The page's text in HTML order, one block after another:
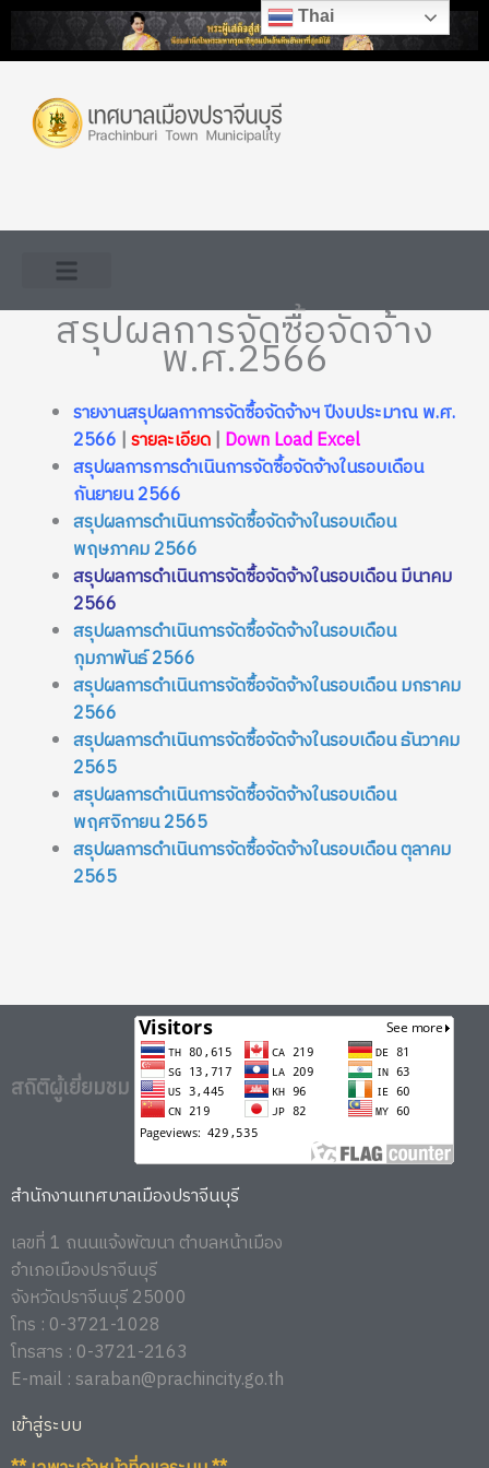
Skip
content
สรุปผลการจัดซื้อจัดจ้าง
พ.ศ.2566
รายงานสรุปผลกาการจัดซื้อจัดจ้างฯ ปีงบประมาณ พ.ศ.
2566 |รายละเอียด| Down Load Excel
สรุปผลการการดำเนินการจัดซื้อจัดจ้างในรอบเดือน
กันยายน 2566
สรุปผลการดำเนินการจัดซื้อจัดจ้างในรอบเดือน
พฤษภาคม 2566
สรุปผลการดำเนินการจัดซื้อจัดจ้างในรอบเดือน มีนาคม
2566
สรุปผลการดำเนินการจัดซื้อจัดจ้างในรอบเดือน
กุมภาพันธ์ 2566
สรุปผลการดำเนินการจัดซื้อจัดจ้างในรอบเดือน มกราคม
2566
สรุปผลการดำเนินการจัดซื้อจัดจ้างในรอบเดือน ธันวาคม
2565
สรุปผลการดำเนินการจัดซื้อจัดจ้างในรอบเดือน
พฤศจิกายน 2565
สรุปผลการดำเนินการจัดซื้อจัดจ้างในรอบเดือน ตุลาคม
2565
สถิติผู้เยี่ยมชม
สำนักงานเทศบาลเมืองปราจีนบุรี
เลขที่ 1 ถนนแจ้งพัฒนา ตำบลหน้าเมือง
อำเภอเมืองปราจีนบุรี
จังหวัดปราจีนบุรี 25000
โทร : 0-3721-1028
โทรสาร : 0-3721-2163
E-mail : saraban@prachincity.go.th
เข้าสู่ระบบ
Thai